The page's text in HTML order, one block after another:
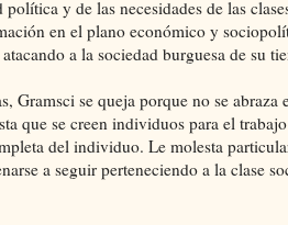
y de las necesidades de las
en el plano económico y
a la sociedad burguesa de su
Gramsci se queja porque no se
que se creen individuos para el
del individuo. Le molesta
a seguir perteneciendo a la clase